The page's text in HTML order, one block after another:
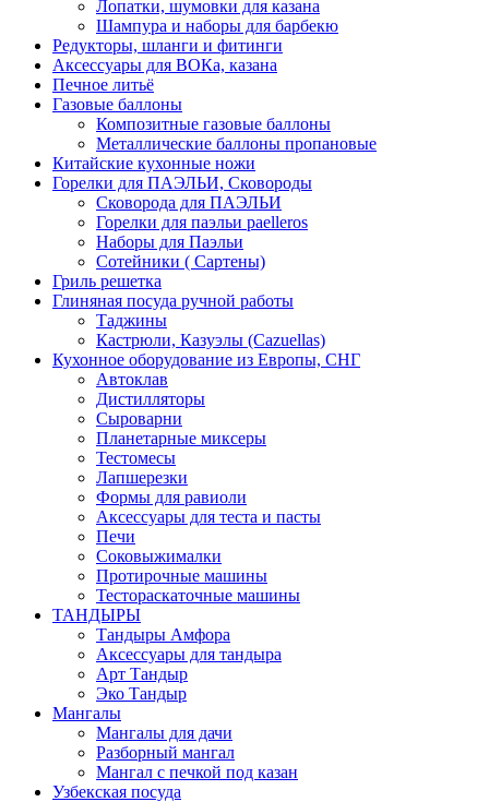
Лопатки, шумовки для казана
Шампура и наборы для барбекю
Редукторы, шланги и фитинги
Аксессуары для ВОКа, казана
Печное литьё
Газовые баллоны
Композитные газовые баллоны
Металлические баллоны пропановые
Китайские кухонные ножи
Горелки для ПАЭЛЬИ, Сковороды
Сковорода для ПАЭЛЬИ
Горелки для паэльи paelleros
Наборы для Паэльи
Сотейники ( Сартены)
Гриль решетка
Глиняная посуда ручной работы
Таджины
Кастрюли, Казуэлы (Cazuellas)
Кухонное оборудование из Европы, СНГ
Автоклав
Дистилляторы
Сыроварни
Планетарные миксеры
Тестомесы
Лапшерезки
Формы для равиоли
Аксессуары для теста и пасты
Печи
Соковыжималки
Протирочные машины
Тестораскаточные машины
ТАНДЫРЫ
Тандыры Амфора
Аксессуары для тандыра
Арт Тандыр
Эко Тандыр
Мангалы
Мангалы для дачи
Разборный мангал
Мангал с печкой под казан
Узбекская посуда